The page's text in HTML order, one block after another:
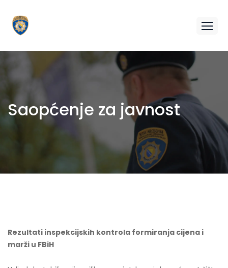
Saopćenje za javnost
Rezultati inspekcijskih kontrola formiranja cijena i
marži u FBiH